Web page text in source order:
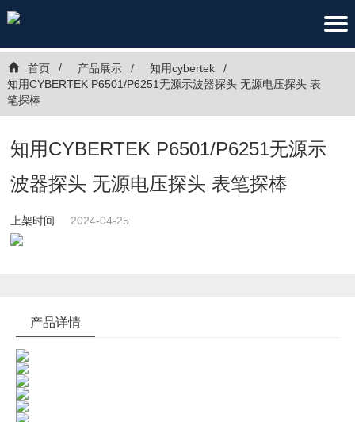
首页 产品展示
知用cybertek
知用CYBERTEK P6501/P6251无源示波器探头 无源电压探头 表
笔探棒
知用CYBERTEK P6501/P6251无源示
波器探头 无源电压探头 表笔探棒
上架时间 2024-04-25
产品详情